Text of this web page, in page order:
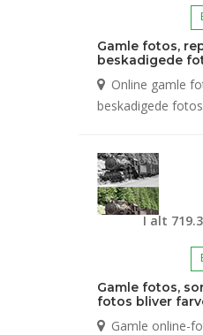
Gamle fotos,
beskadigede
Online gamle
beskadigede
I alt
Gamle fotos,
fotos bliver
Gamle online-